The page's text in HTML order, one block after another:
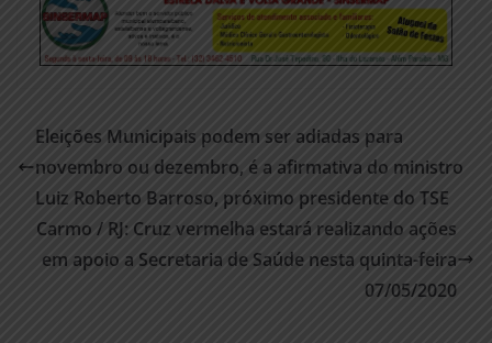
Eleições Municipais podem ser adiadas para
novembro ou dezembro, é a afirmativa do ministro
Luiz Roberto Barroso, próximo presidente do TSE
Carmo / RJ: Cruz vermelha estará realizando ações
em apoio a Secretaria de Saúde nesta quinta-feira
07/05/2020